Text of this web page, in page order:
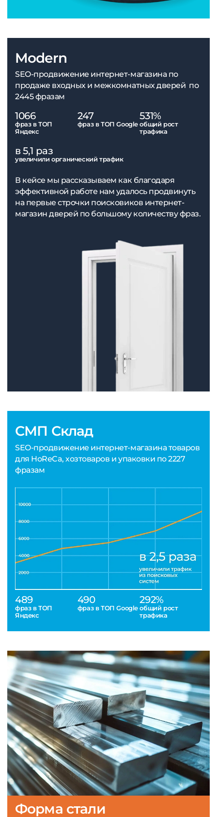
СМП Склад
SEO-продвижение интернет-магазина товаров
для HoReCa, хозтоваров и упаковки по 2227
фразам
489
фраз в ТОП
Яндекс
490
фраз в ТОП Google
292%
общий рост
трафика
Modern
SEO-продвижение интернет-магазина по
продаже входных и межкомнатных дверей по
2445 фразам
1066
фраз в ТОП
Яндекс
247
фраз в ТОП Google
531%
общий рост
трафика
в 5,1 раз
увеличили органический трафик
В кейсе мы рассказываем как благодаря
эффективной работе нам удалось продвинуть
на первые строчки поисковиков интернет-
магазин дверей по большому количеству фраз.
Форма стали